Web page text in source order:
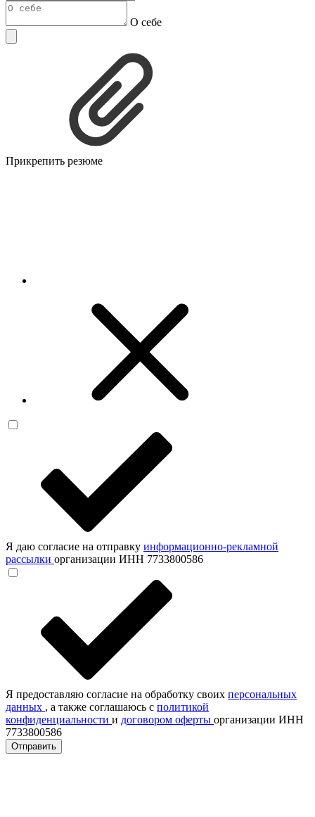
О себе
Прикрепить резюме
Я даю согласие на отправку информационно-рекламной
рассылки организации ИНН 7733800586
Я предоставляю согласие на обработку своих персональных
данных , а также соглашаюсь с политикой
конфиденциальности и договором оферты организации ИНН
7733800586
Отправить